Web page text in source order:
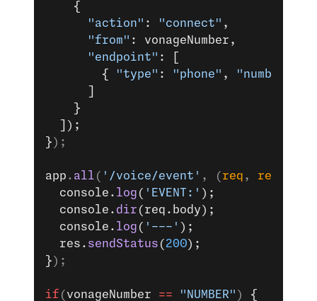
    {
      "action"
: "connect" ,
      "from"
: vonageNumber,
      "endpoint"
: [
        {
"type" : "phone" , "number"
    }
  ]);
} );
app . all ( '/voice/event' , ( req , res
  console.
log ( 'EVENT:' );
  console.
dir (req.body);
  console.
log ( '---' );
  res.
sendStatus ( 200);
} );
if ( vonageNumber == "NUMBER" ) {